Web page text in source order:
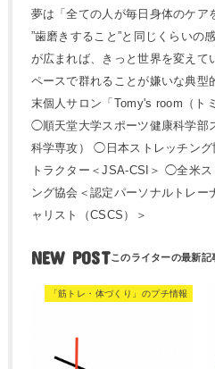
夢は「全ての人が毎日身体のケア
”歯磨きすること”と同じくらいの
が広まれば、きっと世界を変えて
ペースで群れることが嫌いな典型
末個人サロン「Tomy's room（ト
◯順天堂大学スポーツ健康科学部
科学専攻） ◯日本ストレッチング
トラクター＜JSA-CSI＞ ◯全米
ング協会＜認定パーソナルトレ
ャリスト（CSCS）＞
NEW POST
「筋トレ・体づくり」のプチ情報